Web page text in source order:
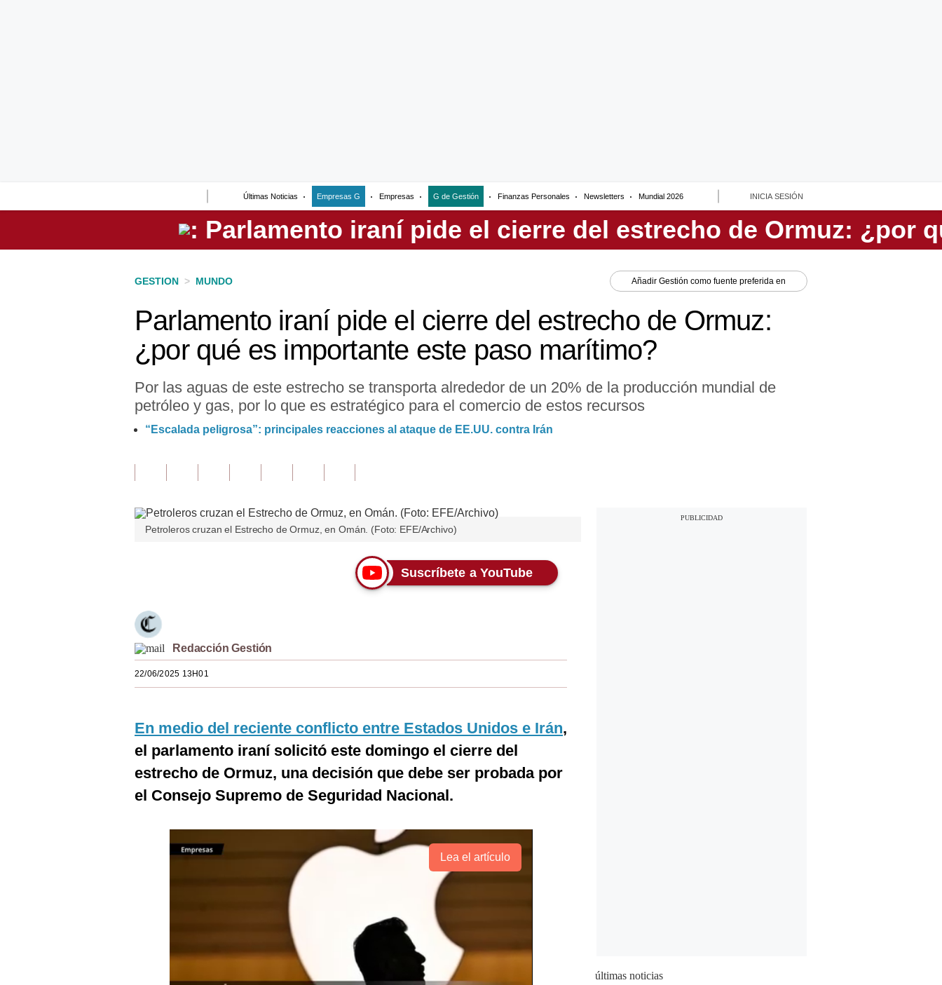
Últimas Noticias Empresas G Empresas G de Gestión Finanzas Personales Newsletters Mundial 2026 INICIA SESIÓN
Perú
GESTION > MUNDO Añadir Gestión como fuente preferida en
Parlamento iraní pide el cierre del estrecho de Ormuz:
¿por qué es importante este paso marítimo?
Por las aguas de este estrecho se transporta alrededor de un 20% de la producción mundial de
petróleo y gas, por lo que es estratégico para el comercio de estos recursos
“Escalada peligrosa”: principales reacciones al ataque de EE.UU. contra Irán
Petroleros cruzan el Estrecho de Ormuz, en Omán. (Foto: EFE/Archivo)
Suscríbete a YouTube
Redacción Gestión
22/06/2025 13H01
En medio del reciente conflicto entre Estados Unidos e Irán,
el parlamento iraní solicitó este domingo el cierre del
estrecho de Ormuz, una decisión que debe ser probada por
el Consejo Supremo de Seguridad Nacional.
Lea el artículo
últimas noticias